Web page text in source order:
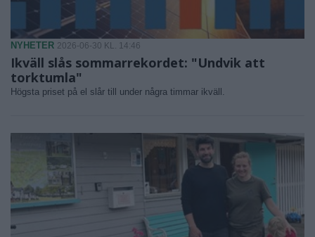
NYHETER 2026-06-30 KL. 14:46
Ikväll slås sommarrekordet: "Undvik att
torktumla"
Högsta priset på el slår till under några timmar ikväll.